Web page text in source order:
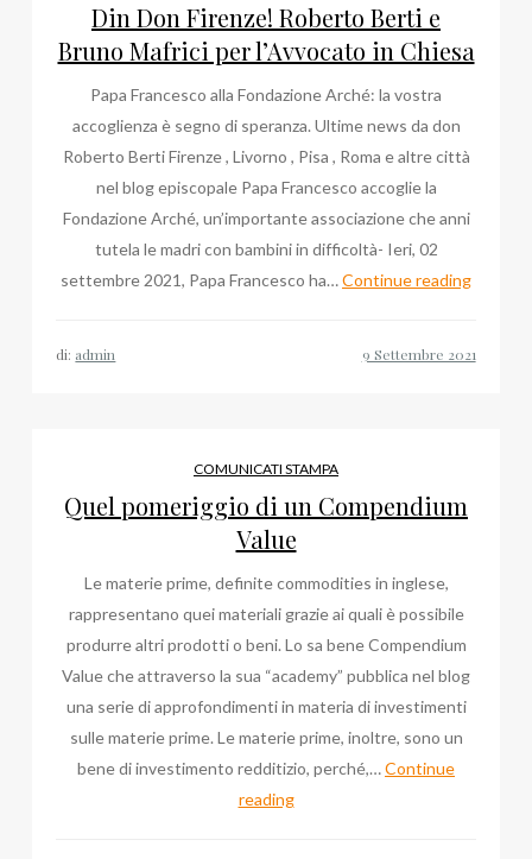
Din Don Firenze! Roberto Berti e
Bruno Mafrici per l’Avvocato in Chiesa
Papa Francesco alla Fondazione Arché: la vostra
accoglienza è segno di speranza. Ultime news da don
Roberto Berti Firenze , Livorno , Pisa , Roma e altre città
nel blog episcopale Papa Francesco accoglie la
Fondazione Arché, un’importante associazione che anni
tutela le madri con bambini in difficoltà- Ieri, 02
settembre 2021, Papa Francesco ha…Continue readingDin
di: admin
COMUNICATI STAMPA
Quel pomeriggio di un Compendium
Value
Le materie prime, definite commodities in inglese,
rappresentano quei materiali grazie ai quali è possibile
produrre altri prodotti o beni. Lo sa bene Compendium
Value che attraverso la sua “academy” pubblica nel blog
una serie di approfondimenti in materia di investimenti
sulle materie prime. Le materie prime, inoltre, sono un
bene di investimento redditizio, perché,…Continue
readingQuel